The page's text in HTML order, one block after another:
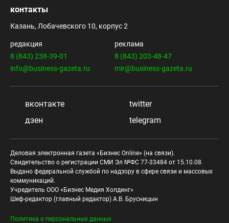
контакты
Казань, Лобачевского 10, корпус 2
редакция
8 (843) 238-39-01
info@business-gazeta.ru
реклама
8 (843) 203-48-47
mir@business-gazeta.ru
вконтакте
twitter
дзен
telegram
Деловая электронная газета «Бизнес Online» (на связи).
Свидетельство о регистрации СМИ Эл №ФС 77-33484 от 15.10.08.
Выдано федеральной службой по надзору в сфере связи и массовых
коммуникаций.
Учредитель ООО «Бизнес Медия Холдинг»
Шеф-редактор (главный редактор) А.В. Брусницын
Политика о персональных данных